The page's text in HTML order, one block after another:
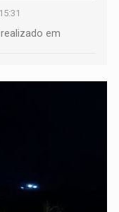
em